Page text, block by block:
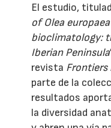
El estudio,
of Olea
bioclimatology:
Iberian Peninsula
revista Frontiers
parte de la
resultados
la diversidad